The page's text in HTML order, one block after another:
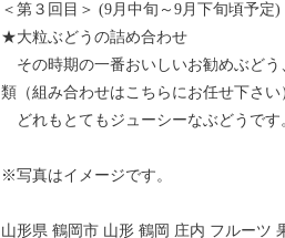
＜第３回目＞ (9月中旬～9月下旬頃予定)
★大粒ぶどうの詰め合わせ
その時期の一番おいしいお勧めぶどう
類（組み合わせはこちらにお任せ下さ
どれもとてもジューシーなぶどうです
※写真はイメージです。
山形県 鶴岡市 山形 鶴岡 庄内 フルーツ